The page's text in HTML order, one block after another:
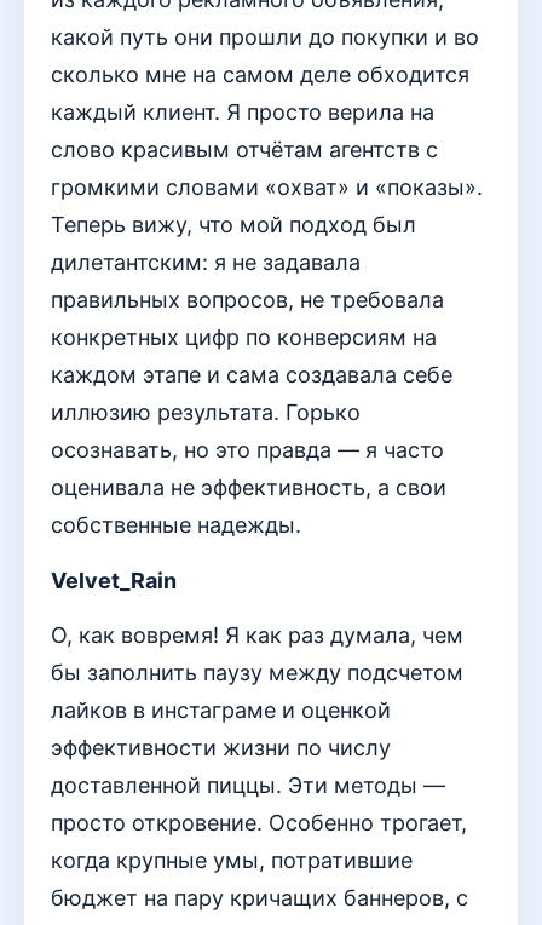
какой путь они прошли до покупки и во
сколько мне на самом деле обходится
каждый клиент. Я просто верила на
слово красивым отчётам агентств с
громкими словами «охват» и «показы».
Теперь вижу, что мой подход был
дилетантским: я не задавала
правильных вопросов, не требовала
конкретных цифр по конверсиям на
каждом этапе и сама создавала себе
иллюзию результата. Горько
осознавать, но это правда — я часто
оценивала не эффективность, а свои
собственные надежды.
Velvet_Rain
О, как вовремя! Я как раз думала, чем
бы заполнить паузу между подсчетом
лайков в инстаграме и оценкой
эффективности жизни по числу
доставленной пиццы. Эти методы —
просто откровение. Особенно трогает,
когда крупные умы, потратившие
бюджет на пару кричащих баннеров, с